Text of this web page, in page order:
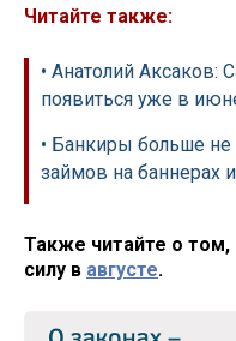
Читайте также:
• Анатолий Аксаков:
появиться уже в
• Банкиры больше не
займов на баннерах
Также читайте о том,
силу в августе.